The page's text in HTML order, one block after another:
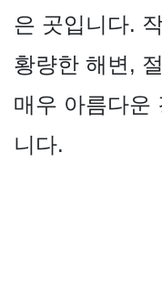
은 곳입니다.
황량한 해변,
매우 아름다운
니다.